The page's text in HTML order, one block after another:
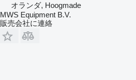
オランダ, Hoogmade
MWS Equipment B.V.
販売会社に連絡